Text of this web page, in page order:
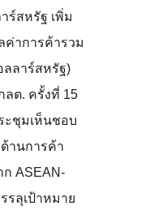
ร์สหรัฐ เพิ่ม
ค่าการค้ารวม
ลลาร์สหรัฐ)
ลต. ครั้งที่ 15
ะชุมเห็นชอบ
านการค้า
ASEAN-
รลุเป้าหมาย